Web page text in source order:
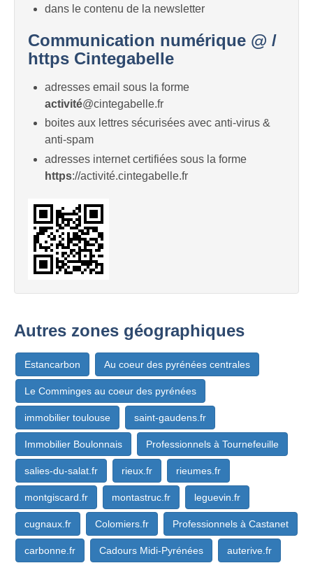
dans le contenu de la newsletter
Communication numérique @ /
https Cintegabelle
adresses email sous la forme
activité@cintegabelle.fr
boites aux lettres sécurisées avec anti-virus &
anti-spam
adresses internet certifiées sous la forme
https://activité.cintegabelle.fr
Autres zones géographiques
Estancarbon Au coeur des pyrénées centrales
Le Comminges au coeur des pyrénées
immobilier toulouse saint-gaudens.fr
Immobilier Boulonnais Professionnels à Tournefeuille
salies-du-salat.fr rieux.fr rieumes.fr
montgiscard.fr montastruc.fr leguevin.fr
cugnaux.fr Colomiers.fr Professionnels à Castanet
carbonne.fr Cadours Midi-Pyrénées auterive.fr